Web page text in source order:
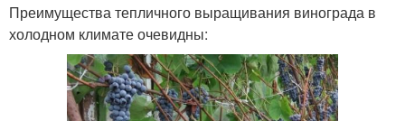
Преимущества тепличного выращивания винограда в
холодном климате очевидны: